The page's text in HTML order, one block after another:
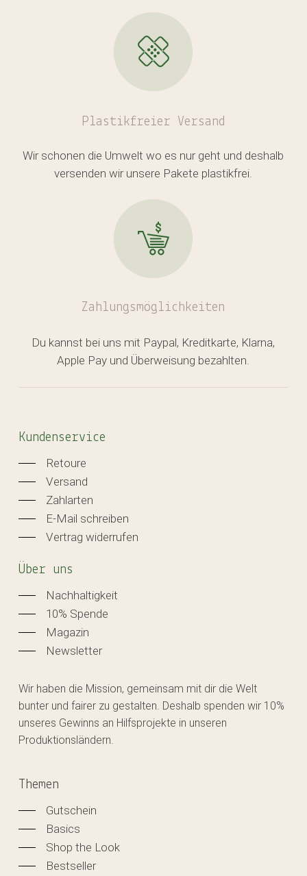
GO TO SHOP
Plastikfreier Versand
Wir schonen die Umwelt wo es nur geht und deshalb
versenden wir unsere Pakete plastikfrei.
Zahlungsmöglichkeiten
Du kannst bei uns mit Paypal, Kreditkarte, Klarna,
Apple Pay und Überweisung bezahlten.
Kundenservice
Retoure
Versand
Zahlarten
E-Mail schreiben
Vertrag widerrufen
Über uns
Nachhaltigkeit
10% Spende
Magazin
Newsletter
Wir haben die Mission, gemeinsam mit dir die Welt
bunter und fairer zu gestalten. Deshalb spenden wir 10%
unseres Gewinns an Hilfsprojekte in unseren
Produktionsländern.
Themen
Gutschein
Basics
Shop the Look
Bestseller